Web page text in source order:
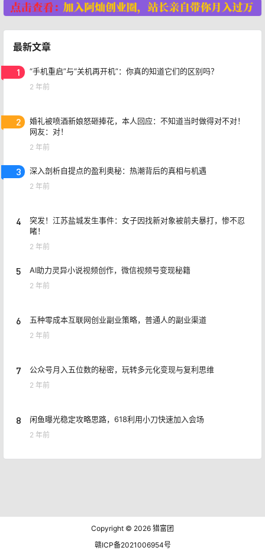
最新文章
1 “手机重启”与“关机再开机”：你真的知道它们的区别吗？
2 年前
2
婚礼被喷酒新娘怒砸捧花，本人回应：不知道当时做得对不对！
网友：对！
2 年前
3 深入剖析自提点的盈利奥秘：热潮背后的真相与机遇
2 年前
4
突发！江苏盐城发生事件：女子因找新对象被前夫暴打，惨不忍
睹！
2 年前
5 AI助力灵异小说视频创作，微信视频号变现秘籍
2 年前
6 五种零成本互联网创业副业策略，普通人的副业渠道
2 年前
7 公众号月入五位数的秘密，玩转多元化变现与复利思维
2 年前
8 闲鱼曝光稳定攻略思路，618利用小刀快速加入会场
2 年前
Copyright © 2026 猎富团
赣ICP备2021006954号